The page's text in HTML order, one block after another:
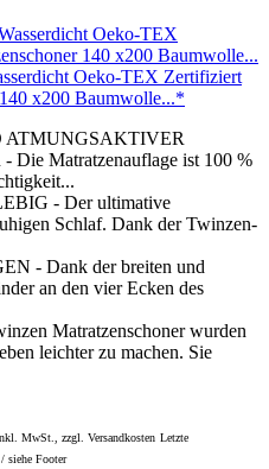
Oeko-TEX Zertifiziert
x200 Baumwolle...*
ATMUNGSAKTIVER
Matratzenauflage ist 100 %
- Der ultimative
Schlaf. Dank der Twinzen-
- Dank der breiten und
an den vier Ecken des
Matratzenschoner wurden
leichter zu machen. Sie
MwSt., zzgl. Versandkosten Letzte
siehe Footer